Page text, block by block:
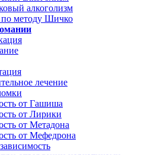
алкоголизм
методу Шичко
лечение
от Гашиша
от Лирики
от Метадона
от Мефедрона